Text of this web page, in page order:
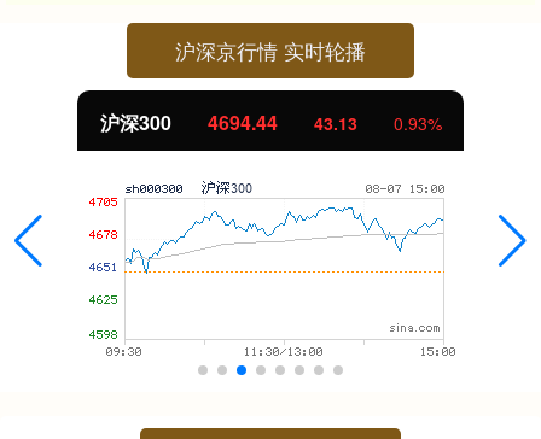
沪深京行情 实时轮播
北证50 1134.24 11.37